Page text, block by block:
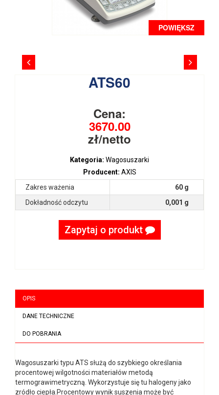
POWIĘKSZ
ATS60
Cena:
3670.00
zł/netto
Kategoria: Wagosuszarki
Producent: AXIS
Zakres ważenia
60 g
Dokładność odczytu
0,001 g
Zapytaj o produkt
OPIS
DANE TECHNICZNE
DO POBRANIA
Wagosuszarki typu ATS służą do szybkiego określania
procentowej wilgotności materiałów metodą
termograwimetryczną. Wykorzystuje się tu halogeny jako
zródło ciepła.Procentowy wynik suszenia może być